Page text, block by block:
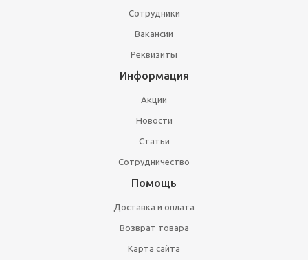
Сотрудники
Вакансии
Реквизиты
Информация
Акции
Новости
Статьи
Сотрудничество
Помощь
Доставка и оплата
Возврат товара
Карта сайта